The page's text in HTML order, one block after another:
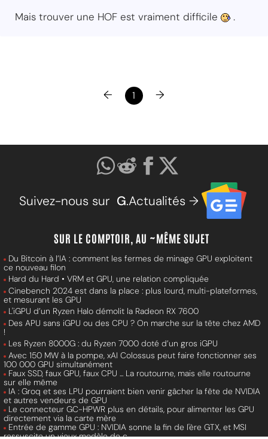
Mais trouver une HOF est vraiment difficile .
← 1 →
Suivez-nous sur G.Actualités →
SUR LE COMPTOIR, AU ~MÊME SUJET
Du Bitcoin à l’IA : comment les fermes de minage GPU exploitent
ce nouveau filon
Hard du Hard • VRM et GPU, une relation compliquée
Cinebench 2024 est dans la place : plus lourd, multi-plateformes,
et mesurant les GPU
L'iGPU d’un Ryzen Halo démolit la Radeon RX 7600
Des APU sans iGPU ou des CPU ? On marche sur la tête chez AMD
!
Les Ryzen 8000G : du Ryzen 7000 doté d’un gros iGPU
Avec 150 MW à la pompe, xAI Colossus peut faire fonctionner ses
100 000 GPU simultanément
Faux SSD, faux GPU, faux CPU ... La routourne, mais elle routourne
sur elle même
IA : Groq et ses LPU pourraient bien venir gâcher la fête de NVIDIA
et autres vendeurs de GPU
Le connecteur GC-HPWR plus en détails, pour alimenter les GPU
directement via la carte mère
Entrée de gamme GPU : NVIDIA sonne la fin de l'ère GTX, et MSI
ressuscite un vieux modèle de c...